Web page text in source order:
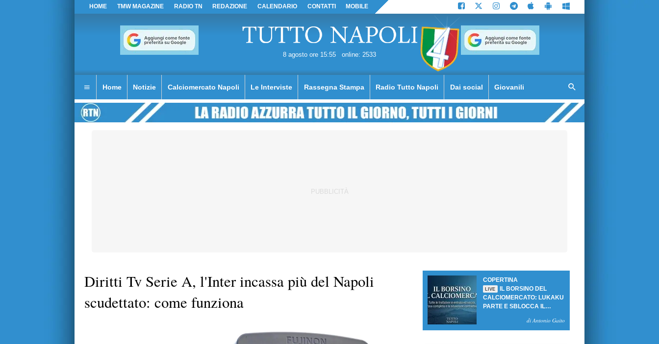
HOME TMW MAGAZINE RADIO TN REDAZIONE CALENDARIO CONTATTI MOBILE
8 agosto ore 15:55 online: 2533
Home Notizie Calciomercato Napoli Le Interviste Rassegna Stampa Radio Tutto Napoli Dai social Giovanili
Diritti Tv Serie A, l'Inter incassa più del Napoli
scudettato: come funziona
COPERTINA
LIVE
IL BORSINO DEL
CALCIOMERCATO: LUKAKU
PARTE E SBLOCCA IL
di Antonio Gaito